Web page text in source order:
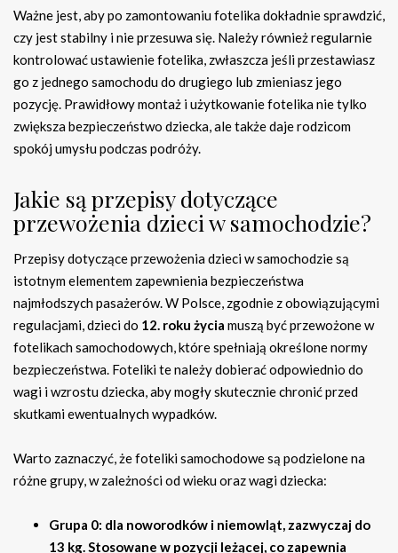
Ważne jest, aby po zamontowaniu fotelika dokładnie sprawdzić,
czy jest stabilny i nie przesuwa się. Należy również regularnie
kontrolować ustawienie fotelika, zwłaszcza jeśli przestawiasz
go z jednego samochodu do drugiego lub zmieniasz jego
pozycję. Prawidłowy montaż i użytkowanie fotelika nie tylko
zwiększa bezpieczeństwo dziecka, ale także daje rodzicom
spokój umysłu podczas podróży.
Jakie są przepisy dotyczące
przewożenia dzieci w samochodzie?
Przepisy dotyczące przewożenia dzieci w samochodzie są
istotnym elementem zapewnienia bezpieczeństwa
najmłodszych pasażerów. W Polsce, zgodnie z obowiązującymi
regulacjami, dzieci do 12. roku życia muszą być przewożone w
fotelikach samochodowych, które spełniają określone normy
bezpieczeństwa. Foteliki te należy dobierać odpowiednio do
wagi i wzrostu dziecka, aby mogły skutecznie chronić przed
skutkami ewentualnych wypadków.
Warto zaznaczyć, że foteliki samochodowe są podzielone na
różne grupy, w zależności od wieku oraz wagi dziecka:
Grupa 0: dla noworodków i niemowląt, zazwyczaj do
13 kg. Stosowane w pozycji leżącej, co zapewnia